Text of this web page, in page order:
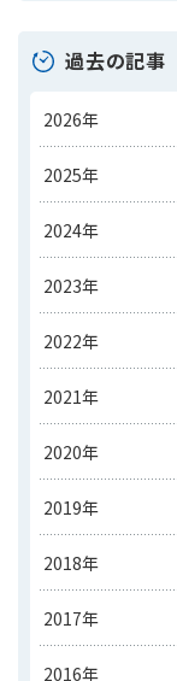
過去の記事